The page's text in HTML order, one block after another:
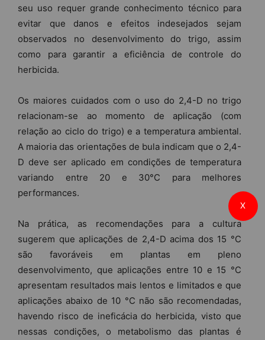
seu uso requer grande conhecimento técnico para
evitar que danos e efeitos indesejados sejam
observados no desenvolvimento do trigo, assim
como para garantir a eficiência de controle do
herbicida.
Os maiores cuidados com o uso do 2,4-D no trigo
relacionam-se ao momento de aplicação (com
relação ao ciclo do trigo) e a temperatura ambiental.
A maioria das orientações de bula indicam que o 2,4-
D deve ser aplicado em condições de temperatura
variando entre 20 e 30°C para melhores
performances.
Na prática, as recomendações para a cultura
sugerem que aplicações de 2,4-D acima dos 15 °C
são favoráveis em plantas em pleno
desenvolvimento, que aplicações entre 10 e 15 °C
apresentam resultados mais lentos e limitados e que
aplicações abaixo de 10 °C não são recomendadas,
havendo risco de ineficácia do herbicida, visto que
nessas condições, o metabolismo das plantas é
X